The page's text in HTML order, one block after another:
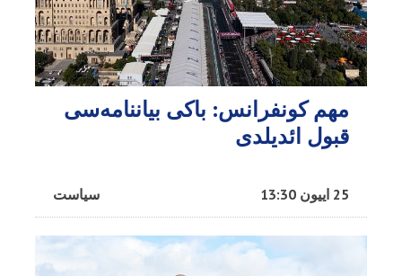
مهم کونفرانس: باکی بیاننامه‌سی
قبول ائدیلدی
سیاست 25 اییون 13:30